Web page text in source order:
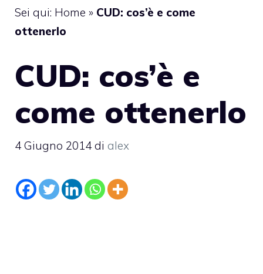
Sei qui: Home » CUD: cos’è e come
ottenerlo
CUD: cos’è e
come ottenerlo
4 Giugno 2014 di alex